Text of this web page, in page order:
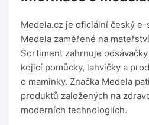
Medela.cz je oficiální český
Medela zaměřené na
Sortiment zahrnuje
kojicí pomůcky, lahvičky a
o maminky. Značka Medela
produktů založených na
moderních technologiích.